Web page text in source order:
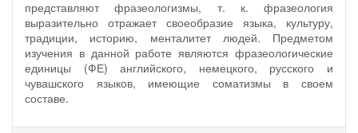
представляют фразеологизмы, т. к. фразеология
выразительно отражает своеобразие языка, культуру,
традиции, историю, менталитет людей. Предметом
изучения в данной работе являются фразеологические
единицы (ФЕ) английского, немецкого, русского и
чувашского языков, имеющие соматизмы в своем
составе.